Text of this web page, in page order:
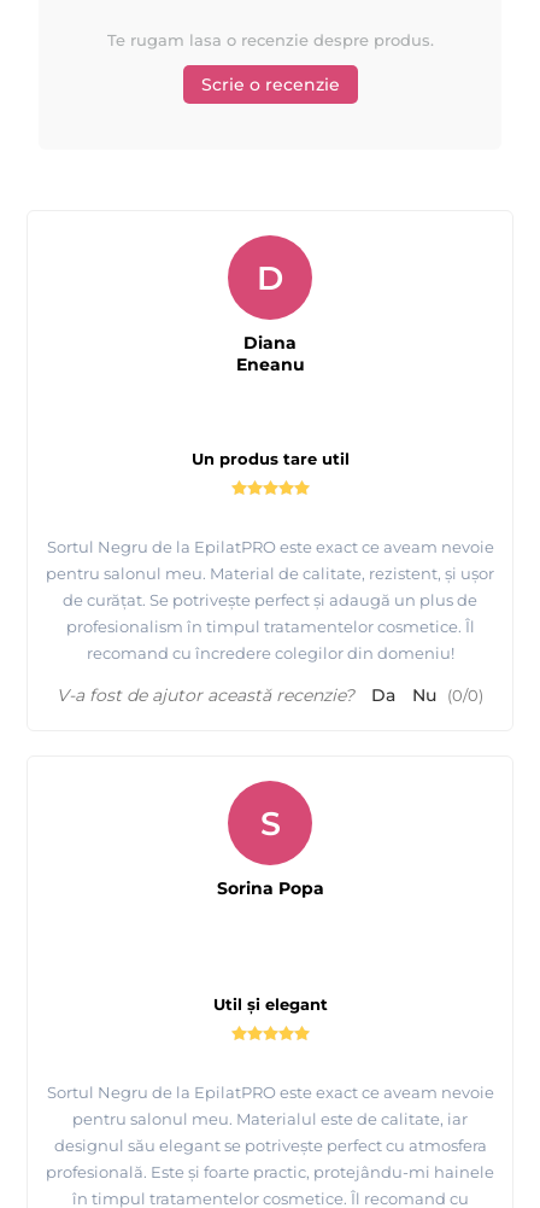
Te rugam lasa o recenzie despre produs.
Scrie o recenzie
Un produs tare util
Sortul Negru de la EpilatPRO este exact ce aveam nevoie
pentru salonul meu. Material de calitate, rezistent, și ușor
de curățat. Se potrivește perfect și adaugă un plus de
profesionalism în timpul tratamentelor cosmetice. Îl
recomand cu încredere colegilor din domeniu!
D
Diana
Eneanu
V-a fost de ajutor această recenzie? Da Nu (0/0)
Util și elegant
Sortul Negru de la EpilatPRO este exact ce aveam nevoie
pentru salonul meu. Materialul este de calitate, iar
designul său elegant se potrivește perfect cu atmosfera
profesională. Este și foarte practic, protejându-mi hainele
în timpul tratamentelor cosmetice. Îl recomand cu
S
Sorina Popa